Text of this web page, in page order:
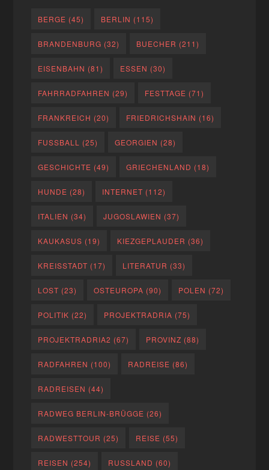
BERGE (45) BERLIN (115)
BRANDENBURG (32) BUECHER (211)
EISENBAHN (81) ESSEN (30)
FAHRRADFAHREN (29) FESTTAGE (71)
FRANKREICH (20) FRIEDRICHSHAIN (16)
FUSSBALL (25) GEORGIEN (28)
GESCHICHTE (49) GRIECHENLAND (18)
HUNDE (28) INTERNET (112)
ITALIEN (34) JUGOSLAWIEN (37)
KAUKASUS (19) KIEZGEPLAUDER (36)
KREISSTADT (17) LITERATUR (33)
LOST (23) OSTEUROPA (90) POLEN (72)
POLITIK (22) PROJEKTRADRIA (75)
PROJEKTRADRIA2 (67) PROVINZ (88)
RADFAHREN (100) RADREISE (86)
RADREISEN (44)
RADWEG BERLIN-BRÜGGE (26)
RADWESTTOUR (25) REISE (55)
REISEN (254) RUSSLAND (60)